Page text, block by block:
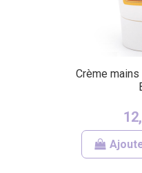
Crème mains